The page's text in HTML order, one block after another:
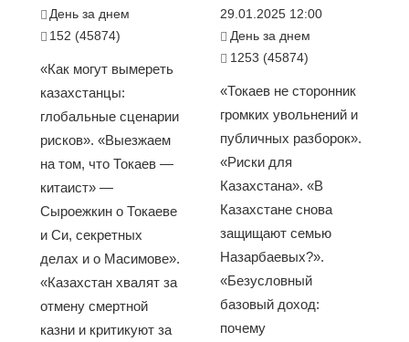
День за днем
152 (45874)
«Как могут вымереть
казахстанцы:
глобальные сценарии
рисков». «Выезжаем
на том, что Токаев —
китаист» —
Сыроежкин о Токаеве
и Си, секретных
делах и о Масимове».
«Казахстан хвалят за
отмену смертной
казни и критикуют за
29.01.2025 12:00
День за днем
1253 (45874)
«Токаев не сторонник
громких увольнений и
публичных разборок».
«Риски для
Казахстана». «В
Казахстане снова
защищают семью
Назарбаевых?».
«Безусловный
базовый доход:
почему